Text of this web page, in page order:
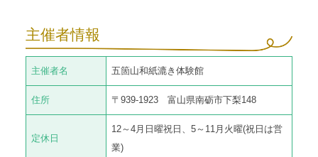
主催者情報
主催者名 五箇山和紙漉き体験館
住所 〒939-1923 富山県南砺市下梨148
定休日
12～4月日曜祝日、5～11月火曜(祝日は営
業)